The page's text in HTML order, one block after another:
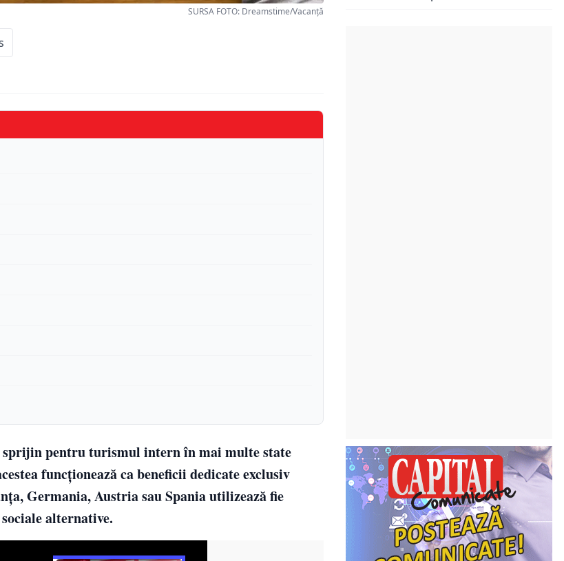
SURSA FOTO: Dreamstime/Vacanță
sprijin pentru turismul intern în mai multe state
funcționează ca beneficii dedicate exclusiv
Germania, Austria sau Spania utilizează fie
alternative.